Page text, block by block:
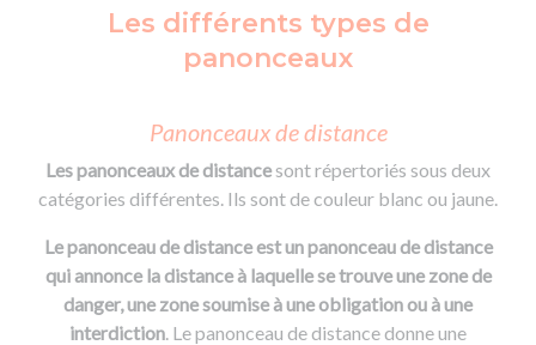
Les différents types de
panonceaux
Panonceaux de distance
Les panonceaux de distance sont répertoriés sous deux
catégories différentes. Ils sont de couleur blanc ou jaune.
Le panonceau de distance est un panonceau de distance
qui annonce la distance à laquelle se trouve une zone de
danger, une zone soumise à une obligation ou à une
interdiction . Le panonceau de distance donne une